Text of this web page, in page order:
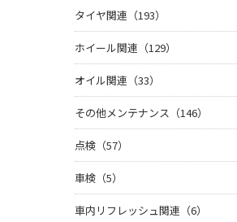
タイヤ関連（193）
ホイール関連（129）
オイル関連（33）
その他メンテナンス（146）
点検（57）
車検（5）
車内リフレッシュ関連（6）